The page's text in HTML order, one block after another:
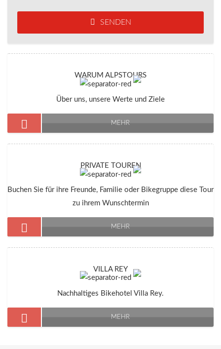
SENDEN
WARUM ALPSTOURS
Über uns, unsere Werte und Ziele
MEHR
PRIVATE TOUREN
Buchen Sie für ihre Freunde, Familie oder Bikegruppe diese Tour
zu ihrem Wunschtermin
MEHR
VILLA REY
Nachhaltiges Bikehotel Villa Rey.
MEHR